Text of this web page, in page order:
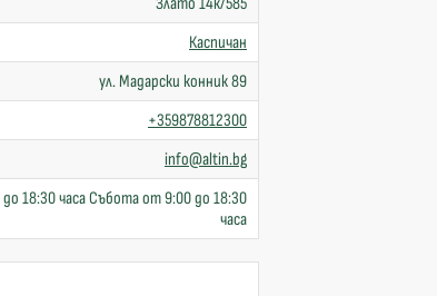
Каспичан
ул. Мадарски конник 89
+359878812300
info@altin.bg
18:30 часа Събота от 9:00 до 18:30
часа